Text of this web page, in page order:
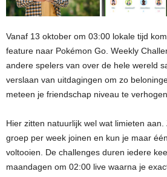
Vanaf 13 oktober om 03:00 lokale tijd
feature naar Pokémon Go. Weekly
andere spelers van over de hele wereld
verslaan van uitdagingen om zo
meteen je friendschap niveau te
Hier zitten natuurlijk wel wat limieten
groep per week joinen en kun je maar
voltooien. De challenges duren iedere
maandagen om 02:00 live waarna je